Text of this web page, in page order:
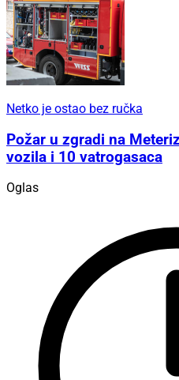
Netko je ostao bez ručka
Požar u zgradi na
vozila i 10 vatrogasaca
Oglas